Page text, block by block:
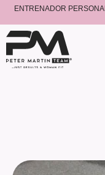
ENTRENADOR